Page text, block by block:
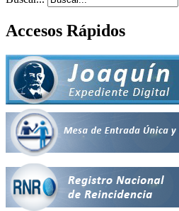
Accesos Rápidos